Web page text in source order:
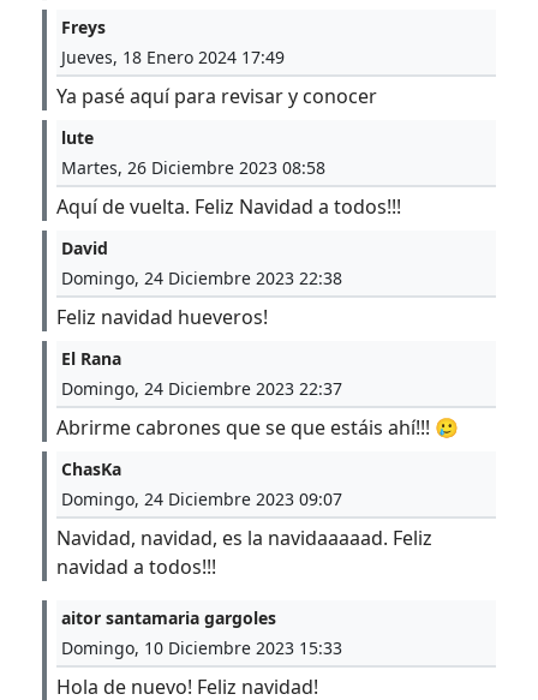
Freys
Jueves, 18 Enero 2024 17:49
Ya pasé aquí para revisar y conocer
lute
Martes, 26 Diciembre 2023 08:58
Aquí de vuelta. Feliz Navidad a todos!!!
David
Domingo, 24 Diciembre 2023 22:38
Feliz navidad hueveros!
El Rana
Domingo, 24 Diciembre 2023 22:37
Abrirme cabrones que se que estáis ahí!!! 🥲
ChasKa
Domingo, 24 Diciembre 2023 09:07
Navidad, navidad, es la navidaaaaad. Feliz
navidad a todos!!!
aitor santamaria gargoles
Domingo, 10 Diciembre 2023 15:33
Hola de nuevo! Feliz navidad!